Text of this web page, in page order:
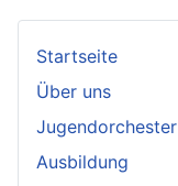
Startseite
Über uns
Jugendorchester
Ausbildung